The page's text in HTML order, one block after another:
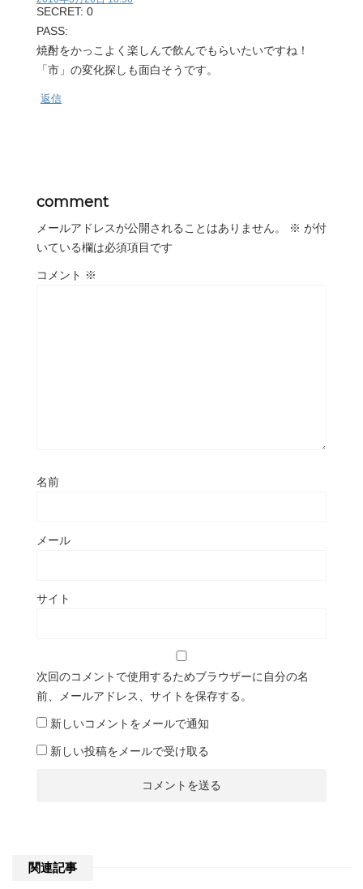
SECRET: 0
PASS:
焼酎をかっこよく楽しんで飲んでもらいたいですね！
「市」の変化探しも面白そうです。
返信
comment
メールアドレスが公開されることはありません。 ※ が付
いている欄は必須項目です
コメント ※
名前
メール
サイト
次回のコメントで使用するためブラウザーに自分の名
前、メールアドレス、サイトを保存する。
新しいコメントをメールで通知
新しい投稿をメールで受け取る
関連記事